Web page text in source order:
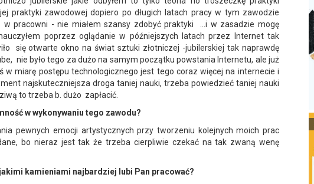
praktyki zawodowej dopiero po długich latach pracy w tym zawodzie
w pracowni - nie miałem szansy zdobyć praktyki ...i w zasadzie mogę
poprzez oglądanie w późniejszych latach przez Internet tak
się otwarte okno na świat sztuki złotniczej -jubilerskiej tak naprawdę
nie było tego za dużo na samym początku powstania Internetu, ale już
w miarę postępu technologicznego jest tego coraz więcej na internecie i
najskuteczniejsza droga taniej nauki, trzeba powiedzieć taniej nauki
to trzeba b. dużo zapłacić.
w wykonywaniu tego zawodu?
pewnych emocji artystycznych przy tworzeniu kolejnych moich prac
bo nieraz jest tak że trzeba cierpliwie czekać na tak zwaną wenę
kamieniami najbardziej lubi Pan pracować?